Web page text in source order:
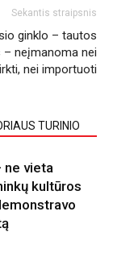
Sekantis straipsnis
ginklo – tautos
– neįmanoma nei
nei importuoti
TURINIO
ne vieta
kultūros